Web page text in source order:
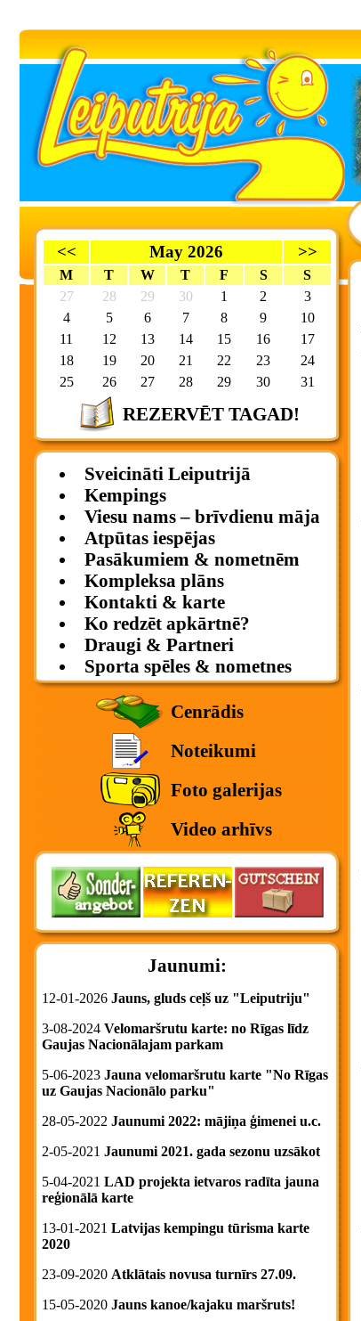
<< May 2026 >>
M T W T F S
S
27
28 29 30 1 2
3
4
5 6 7 8 9
10
11
12 13 14 15 16
17
18
19 20 21 22 23
24
25
26 27 28 29 30 31
REZERVĒT TAGAD!
Sveicināti Leiputrijā
Kempings
Viesu nams – brīvdienu māja
Atpūtas iespējas
Pasākumiem & nometnēm
Kompleksa plāns
Kontakti & karte
Ko redzēt apkārtnē?
Draugi & Partneri
Sporta spēles & nometnes
Cenrādis
Noteikumi
Foto galerijas
Video arhīvs
Jaunumi:
12-01-2026 Jauns, gluds ceļš uz "Leiputriju"
3-08-2024 Velomaršrutu karte: no Rīgas līdz
Gaujas Nacionālajam parkam
5-06-2023 Jauna velomaršrutu karte "No Rīgas
uz Gaujas Nacionālo parku"
28-05-2022 Jaunumi 2022: mājiņa ģimenei u.c.
2-05-2021 Jaunumi 2021. gada sezonu uzsākot
5-04-2021 LAD projekta ietvaros radīta jauna
reģionālā karte
13-01-2021 Latvijas kempingu tūrisma karte
2020
23-09-2020 Atklātais novusa turnīrs 27.09.
15-05-2020 Jauns kanoe/kajaku maršruts!